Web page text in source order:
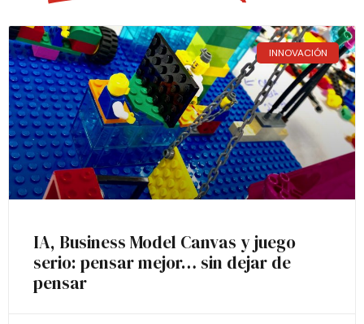
INNOVACIÓN
IA, Business Model Canvas y juego
serio: pensar mejor… sin dejar de
pensar